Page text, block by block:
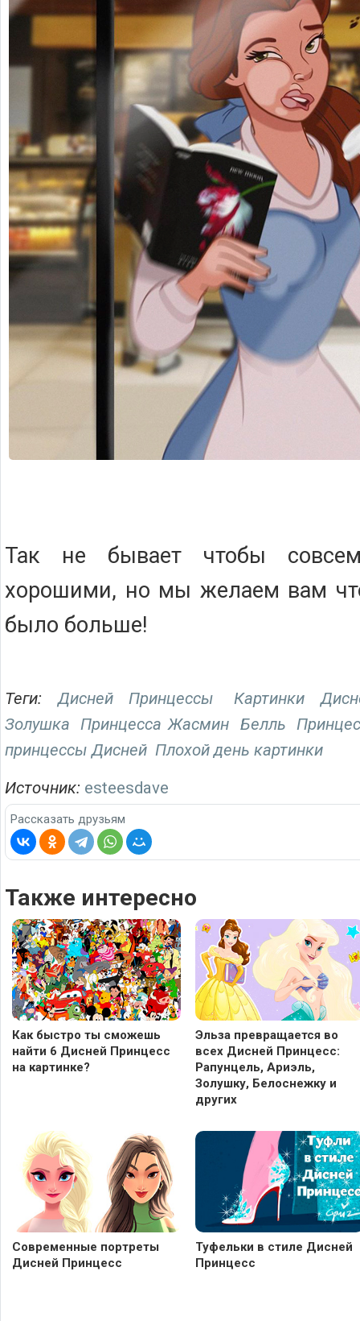
Так не бывает чтобы
хорошими, но мы желаем вам
было больше!
Теги:Дисней Принцессы
Картинки
Золушка
Принцесса Жасмин Белль
принцессы Дисней Плохой день картинки
Источник: esteesdave
Рассказать друзьям
Также интересно
Как быстро ты сможешь
найти 6 Дисней Принцесс
на картинке?
Эльза превращается во
всех Дисней Принцесс:
Рапунцель, Ариэль,
Золушку, Белоснежку и
других
Современные портреты
Дисней Принцесс
Туфельки в стиле Дисней
Принцесс